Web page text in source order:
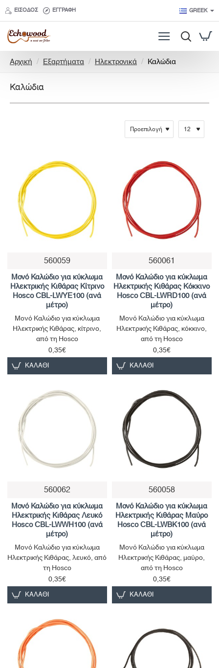
ΕΊΣΟΔΟΣ ΕΓΓΡΑΦΉ GREEK
Αρχική
m
e
Εξαρτήματα Ηλεκτρονικά Καλώδια
Καλώδια
560059
Μονό Καλώδιο για κύκλωμα
Ηλεκτρικής Κιθάρας Κίτρινο
Hosco CBL-LWYE100 (ανά
μέτρο)
Μονό Καλώδιο για κύκλωμα
Ηλεκτρικής Κιθάρας, κίτρινο,
από τη Hosco
0,35€
ΚΑΛΆΘΙ
560061
Μονό Καλώδιο για κύκλωμα
Ηλεκτρικής Κιθάρας Κόκκινο
Hosco CBL-LWRD100 (ανά
μέτρο)
Μονό Καλώδιο για κύκλωμα
Ηλεκτρικής Κιθάρας, κόκκινο,
από τη Hosco
0,35€
ΚΑΛΆΘΙ
560062
Μονό Καλώδιο για κύκλωμα
Ηλεκτρικής Κιθάρας Λευκό
Hosco CBL-LWWH100 (ανά
μέτρο)
Μονό Καλώδιο για κύκλωμα
Ηλεκτρικής Κιθάρας, λευκό, από
τη Hosco
0,35€
ΚΑΛΆΘΙ
560058
Μονό Καλώδιο για κύκλωμα
Ηλεκτρικής Κιθάρας Μαύρο
Hosco CBL-LWBK100 (ανά
μέτρο)
Μονό Καλώδιο για κύκλωμα
Ηλεκτρικής Κιθάρας, μαύρο,
από τη Hosco
0,35€
ΚΑΛΆΘΙ